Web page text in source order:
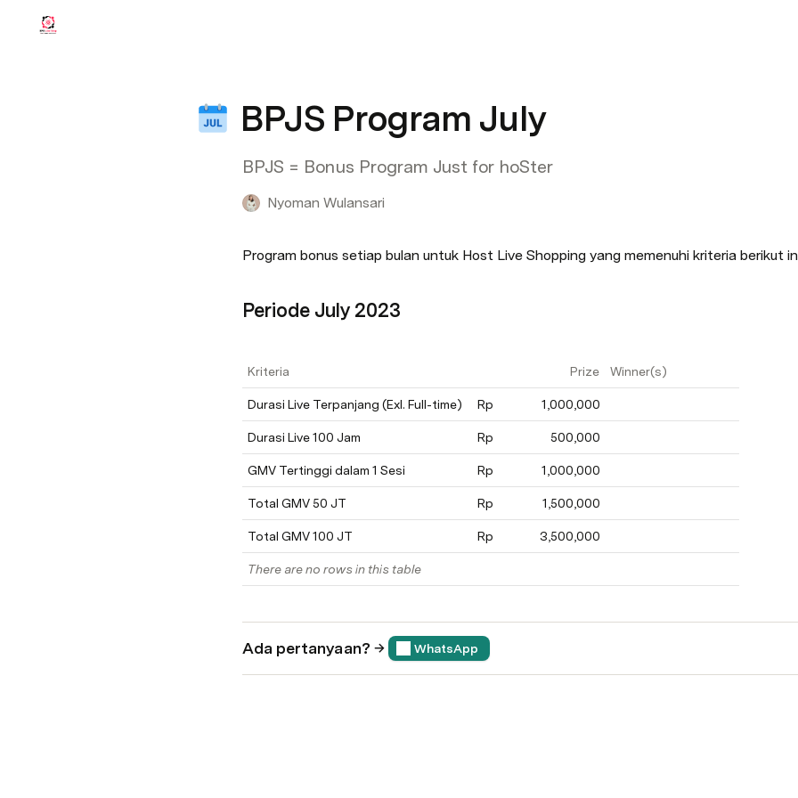
BPJS Program July
BPJS = Bonus Program Just for hoSter
Nyoman Wulansari
Program bonus setiap bulan untuk Host Live Shopping yang memenuhi kriteria berikut
Periode July 2023
Kriteria Prize Winner(s)
Durasi Live Terpanjang (Exl. Full-time) Rp 1,000,000
Durasi Live 100 Jam Rp 500,000
GMV Tertinggi dalam 1 Sesi Rp 1,000,000
Total GMV 50 JT Rp 1,500,000
Total GMV 100 JT Rp 3,500,000
There are no rows in this table
Ada pertanyaan? → WhatsApp